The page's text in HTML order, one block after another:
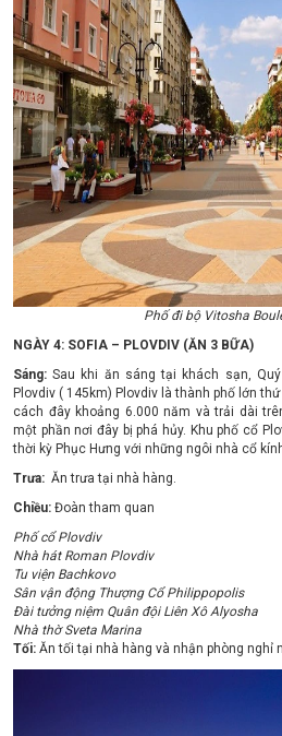
Phố đi bộ Vitosha
NGÀY 4: SOFIA – PLOVDIV (ĂN 3 BỮA)
Sáng: Sau khi ăn sáng tại khách sạn,
Plovdiv ( 145km) Plovdiv là thành phố lớn
cách đây khoảng 6.000 năm và trải dài
một phần nơi đây bị phá hủy. Khu phố cổ
thời kỳ Phục Hưng với những ngôi nhà cổ
Trưa: Ăn trưa tại nhà hàng.
Chiều: Đoàn tham quan
Phố cổ Plovdiv
Nhà hát Roman Plovdiv
Tu viện Bachkovo
Sân vận động Thượng Cổ Philippopolis
Đài tưởng niệm Quân đội Liên Xô Alyosha
Nhà thờ Sveta Marina
Tối: Ăn tối tại nhà hàng và nhận phòng nghỉ